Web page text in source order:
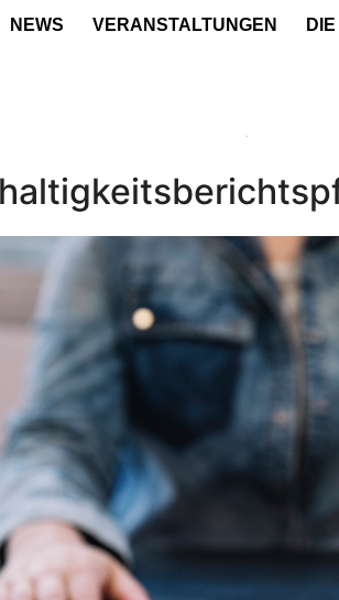
NEWS VERANSTALTUNGEN